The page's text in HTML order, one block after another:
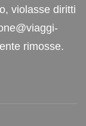
violasse diritti
rimosse.